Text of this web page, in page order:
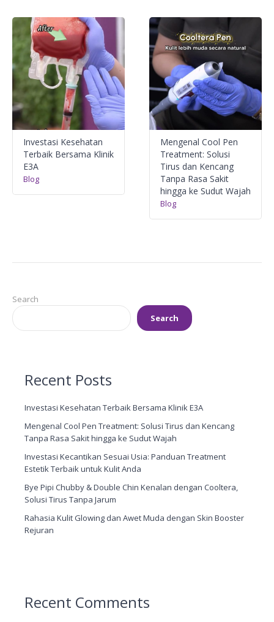
Investasi Kesehatan
Terbaik Bersama Klinik
E3A
Blog
Mengenal Cool Pen
Treatment: Solusi
Tirus dan Kencang
Tanpa Rasa Sakit
hingga ke Sudut Wajah
Blog
Search
Search
Recent Posts
Investasi Kesehatan Terbaik Bersama Klinik E3A
Mengenal Cool Pen Treatment: Solusi Tirus dan Kencang
Tanpa Rasa Sakit hingga ke Sudut Wajah
Investasi Kecantikan Sesuai Usia: Panduan Treatment
Estetik Terbaik untuk Kulit Anda
Bye Pipi Chubby & Double Chin Kenalan dengan Cooltera,
Solusi Tirus Tanpa Jarum
Rahasia Kulit Glowing dan Awet Muda dengan Skin Booster
Rejuran
Recent Comments